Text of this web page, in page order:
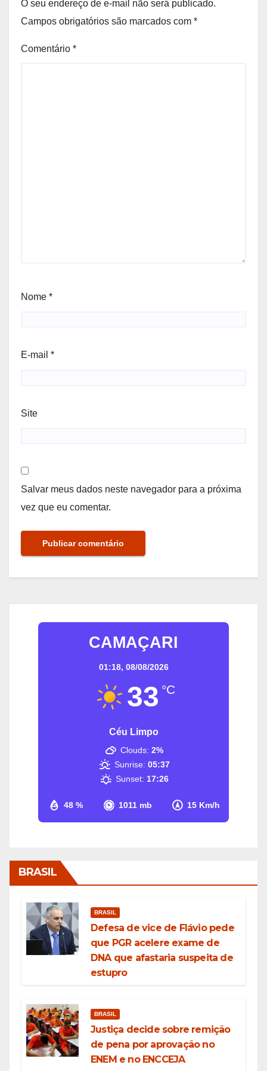
O seu endereço de e-mail não será publicado.
Campos obrigatórios são marcados com *
Comentário *
Nome *
E-mail *
Site
Salvar meus dados neste navegador para a próxima
vez que eu comentar.
CAMAÇARI
01:18, 08/08/2026
33 °C
Céu Limpo
48 % 1011 mb 15 Km/h
Clouds: 2%
Sunrise: 05:37
Sunset: 17:26
BRASIL
BRASIL
Defesa de vice de Flávio pede
que PGR acelere exame de
DNA que afastaria suspeita de
estupro
BRASIL
Justiça decide sobre remição
de pena por aprovação no
ENEM e no ENCCEJA